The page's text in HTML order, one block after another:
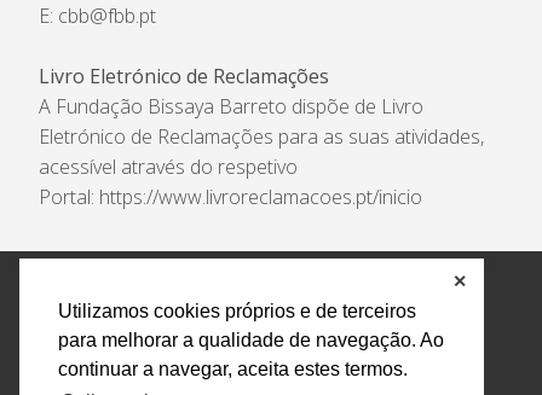
Utilizamos cookies próprios e de terceiros
para melhorar a qualidade de navegação. Ao
continuar a navegar, aceita estes termos.
✕
E: cbb@fbb.pt
Livro Eletrónico de Reclamações
A Fundação Bissaya Barreto dispõe de Livro
Eletrónico de Reclamações para as suas atividades,
acessível através do respetivo
Portal: https://www.livroreclamacoes.pt/inicio
Política de Privacidade e Tratamento de Dados
Encarregado de Proteção de Dados
Livro Eletrónico
de Reclamações
Canal de Denúncias
Todos os direitos reservados Design by AM. Developed by